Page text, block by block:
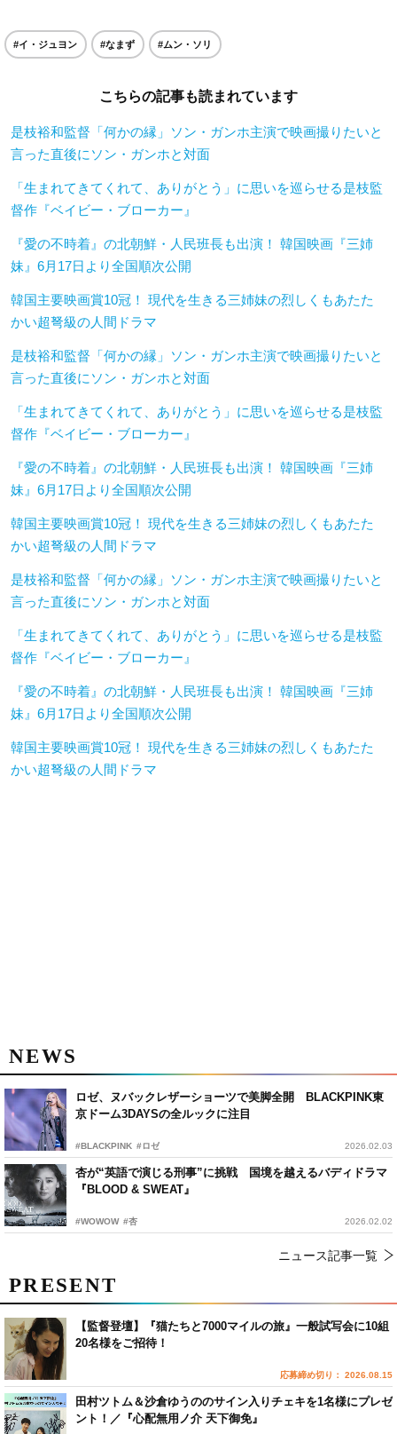
#イ・ジュヨン #なまず #ムン・ソリ
こちらの記事も読まれています
是枝裕和監督「何かの縁」ソン・ガンホ主演で映画撮りたいと
言った直後にソン・ガンホと対面
「生まれてきてくれて、ありがとう」に思いを巡らせる是枝監
督作『ベイビー・ブローカー』
『愛の不時着』の北朝鮮・人民班長も出演！ 韓国映画『三姉
妹』6月17日より全国順次公開
韓国主要映画賞10冠！ 現代を生きる三姉妹の烈しくもあたた
かい超弩級の人間ドラマ
是枝裕和監督「何かの縁」ソン・ガンホ主演で映画撮りたいと
言った直後にソン・ガンホと対面
「生まれてきてくれて、ありがとう」に思いを巡らせる是枝監
督作『ベイビー・ブローカー』
『愛の不時着』の北朝鮮・人民班長も出演！ 韓国映画『三姉
妹』6月17日より全国順次公開
韓国主要映画賞10冠！ 現代を生きる三姉妹の烈しくもあたた
かい超弩級の人間ドラマ
是枝裕和監督「何かの縁」ソン・ガンホ主演で映画撮りたいと
言った直後にソン・ガンホと対面
「生まれてきてくれて、ありがとう」に思いを巡らせる是枝監
督作『ベイビー・ブローカー』
『愛の不時着』の北朝鮮・人民班長も出演！ 韓国映画『三姉
妹』6月17日より全国順次公開
韓国主要映画賞10冠！ 現代を生きる三姉妹の烈しくもあたた
かい超弩級の人間ドラマ
NEWS
ロゼ、ヌバックレザーショーツで美脚全開 BLACKPINK東
京ドーム3DAYSの全ルックに注目
#BLACKPINK #ロゼ 2026.02.03
杏が“英語で演じる刑事”に挑戦 国境を越えるバディドラマ
『BLOOD & SWEAT』
#WOWOW #杏 2026.02.02
ニュース記事一覧
PRESENT
【監督登壇】『猫たちと7000マイルの旅』一般試写会に10組
20名様をご招待！
応募締め切り： 2026.08.15
田村ツトム＆沙倉ゆうののサイン入りチェキを1名様にプレゼ
ント！／『心配無用ノ介 天下御免』